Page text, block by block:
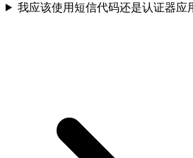
我应该使用短信代码还是认证器应